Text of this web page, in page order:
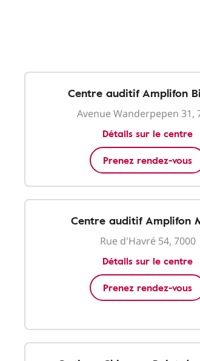
Centre auditif Amplifon
Avenue Wanderpepen 31,
Détails sur le centre
Prenez rendez-vous
Centre auditif Amplifon
Rue d'Havré 54, 7000
Détails sur le centre
Prenez rendez-vous